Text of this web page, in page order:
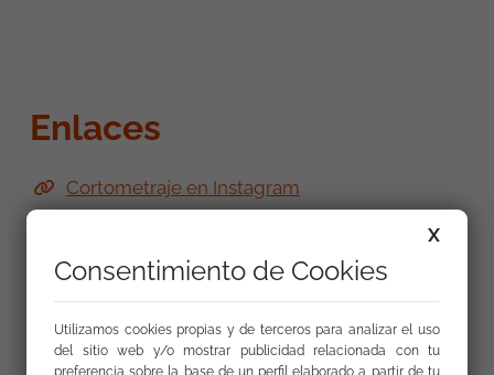
Enlaces
Cortometraje en Instagram
X
Consentimiento de Cookies
Utilizamos cookies propias y de terceros para analizar el uso
del sitio web y/o mostrar publicidad relacionada con tu
preferencia sobre la base de un perfil elaborado a partir de tu